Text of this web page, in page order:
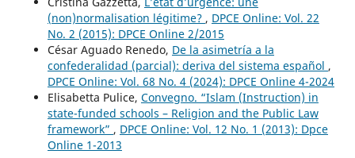
(non)normalisation légitime? , DPCE Online: Vol. 22
No. 2 (2015): DPCE Online 2/2015
César Aguado Renedo, De la asimetría a la
confederalidad (parcial): deriva del sistema español ,
DPCE Online: Vol. 68 No. 4 (2024): DPCE Online 4-2024
Elisabetta Pulice, Convegno. “Islam (Instruction) in
state-funded schools – Religion and the Public Law
framework” , DPCE Online: Vol. 12 No. 1 (2013): Dpce
Online 1-2013